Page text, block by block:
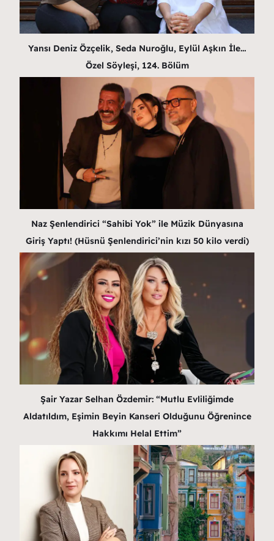
Yansı Deniz Özçelik, Seda Nuroğlu, Eylül Aşkın İle…
Özel Söyleşi, 124. Bölüm
Naz Şenlendirici “Sahibi Yok” ile Müzik Dünyasına
Giriş Yaptı! (Hüsnü Şenlendirici’nin kızı 50 kilo verdi)
Şair Yazar Selhan Özdemir: “Mutlu Evliliğimde
Aldatıldım, Eşimin Beyin Kanseri Olduğunu Öğrenince
Hakkımı Helal Ettim”